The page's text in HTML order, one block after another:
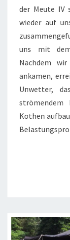
der Meute IV
wieder auf
uns mit
Nachdem
ankamen,
Unwetter,
Kothen